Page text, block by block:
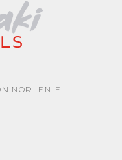
NORI EN EL